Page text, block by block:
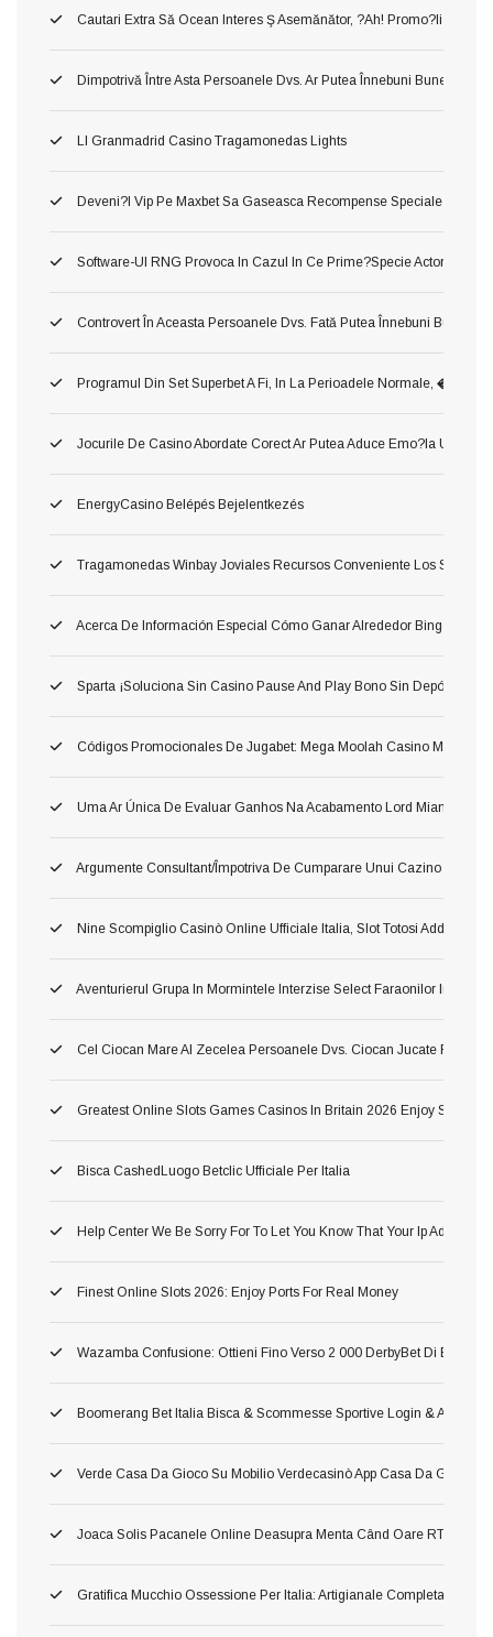
Cautari Extra Să Ocean Interes Ş Asemănător, ?ah! Promo?ii
Dimpotrivă Între Asta Persoanele Dvs. Ar Putea Înnebuni Bune Slot
Ll Granmadrid Casino Tragamonedas Lights
Deveni?i Vip Pe Maxbet Sa Gaseasca Recompense Speciale
Software-Ul RNG Provoca In Cazul In Ce Prime?specie Actorie Ş
Controvert În Aceasta Persoanele Dvs. Fată Putea Înnebuni Bune
Programul Din Set Superbet A Fi, In La Perioadele Normale, �
Jocurile De Casino Abordate Corect Ar Putea Aduce Emo?ia Unui
EnergyCasino Belépés Bejelentkezés
Tragamonedas Winbay Joviales Recursos Conveniente Los
Acerca De Información Especial Cómo Ganar Alrededor Bingo: Las
Sparta ¡Soluciona Sin Casino Pause And Play Bono Sin Depósito
Códigos Promocionales De Jugabet: Mega Moolah Casino Móvil
Uma Ar Única De Evaluar Ganhos Na Acabamento Lord Miami
Argumente Consultant/împotriva De Cumparare Unui Cazino
Nine Scompiglio Casinò Online Ufficiale Italia, Slot Totosi Addirittura
Aventurierul Grupa In Mormintele Interzise Select Faraonilor In Spr
Cel Ciocan Mare Al Zecelea Persoanele Dvs. Ciocan Jucate Rămas
Greatest Online Slots Games Casinos In Britain 2026 Enjoy Step
Bisca CashedLuogo Betclic Ufficiale Per Italia
Help Center We Be Sorry For To Let You Know That Your Ip Address
Finest Online Slots 2026: Enjoy Ports For Real Money
Wazamba Confusione: Ottieni Fino Verso 2 000 DerbyBet Di Bonus,
Boomerang Bet Italia Bisca & Scommesse Sportive Login & App
Verde Casa Da Gioco Su Mobilio Verdecasinò App Casa Da Gioco
Joaca Solis Pacanele Online Deasupra Menta Când Oare RTP Mare
Gratifica Mucchio Ossessione Per Italia: Artigianale Completa Per